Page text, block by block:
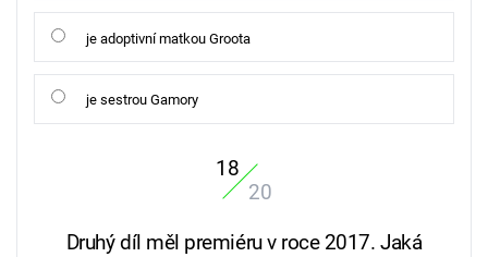
je adoptivní matkou Groota
je sestrou Gamory
18
20
Druhý díl měl premiéru v roce 2017. Jaká